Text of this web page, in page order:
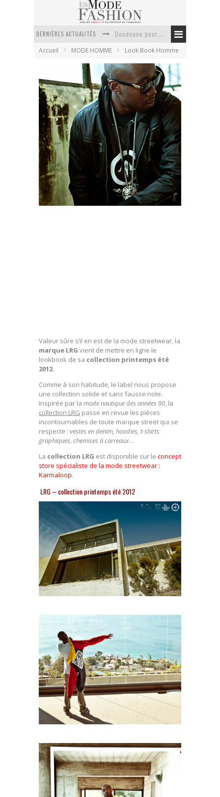
DERNIÈRES ACTUALITÉS
Doudoune pour femme : choisir la pièce idéale entre style, chaleur et durabilité
La trousse de toilette : l’accessoire indispensable de voyage
Week-end spa en automne : quel maillot de bain choisir ?
Pourquoi le costume sur mesure à Paris est un incontournable de l’élégance contemporaine ?
Anti chute cheveux homme : quelles solutions pour renforcer sa chevelure ?
Le retour du cachemire version casual
Accueil MODE HOMME Look Book Homme
LRG – collection printemps été 2012
En Mode Fashion
31 janvier 2012
Look Book Homme
Valeur sûre s’il en est de la mode streetwear, la
marque LRG vient de mettre en ligne le
lookbook de sa collection printemps été
2012.
Comme à son habitude, le label nous propose
une collection solide et sans fausse note.
Inspirée par la mode nautique des années 90, la
collection LRG passe en revue les pièces
incontournables de toute marque street qui se
respecte : vestes en denim, hoodies, t-shirts
graphiques, chemises à carreaux…
La collection LRG est disponible sur le concept
store spécialiste de la mode streetwear :
Karmaloop.
LRG – collection printemps été 2012